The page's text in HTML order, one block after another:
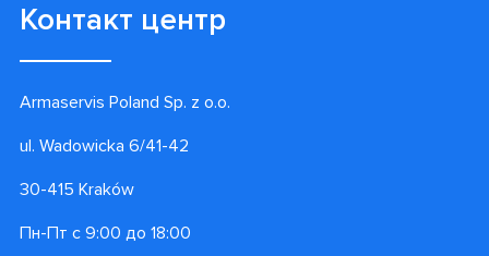
Контакт центр
Armaservis Poland Sp. z o.o.
ul. Wadowicka 6/41-42
30-415 Kraków
Пн-Пт с 9:00 до 18:00